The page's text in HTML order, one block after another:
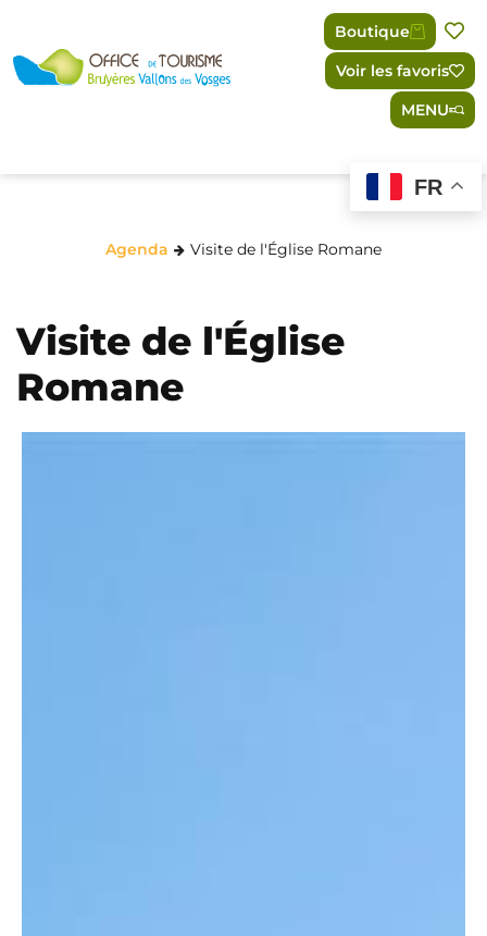
Boutique
Voir les favoris
MENU
FR
Agenda Visite de l'Église Romane
Visite de l'Église
Romane